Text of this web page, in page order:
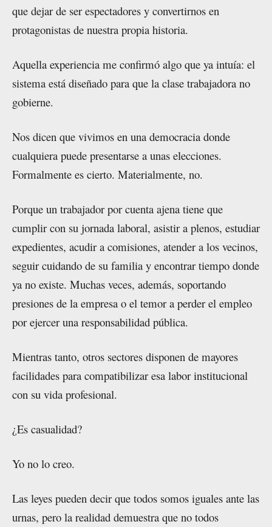
que dejar de ser espectadores y convertirnos en
protagonistas de nuestra propia historia.
Aquella experiencia me confirmó algo que ya intuía: el
sistema está diseñado para que la clase trabajadora no
gobierne.
Nos dicen que vivimos en una democracia donde
cualquiera puede presentarse a unas elecciones.
Formalmente es cierto. Materialmente, no.
Porque un trabajador por cuenta ajena tiene que
cumplir con su jornada laboral, asistir a plenos, estudiar
expedientes, acudir a comisiones, atender a los vecinos,
seguir cuidando de su familia y encontrar tiempo donde
ya no existe. Muchas veces, además, soportando
presiones de la empresa o el temor a perder el empleo
por ejercer una responsabilidad pública.
Mientras tanto, otros sectores disponen de mayores
facilidades para compatibilizar esa labor institucional
con su vida profesional.
¿Es casualidad?
Yo no lo creo.
Las leyes pueden decir que todos somos iguales ante las
urnas, pero la realidad demuestra que no todos